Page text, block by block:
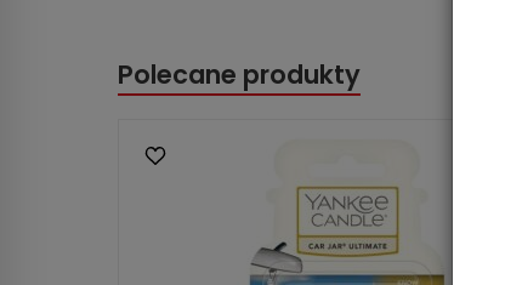
Polecane produkty